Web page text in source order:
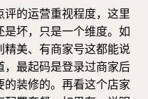
的运营重视程度，这里
坏，只是一个维度。如
美、有商家号这都能说
最起码是登录过商家后
装修的。再看这个店家